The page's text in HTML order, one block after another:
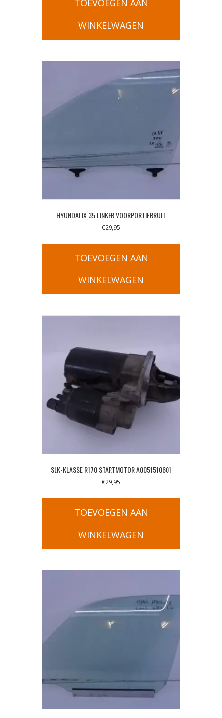
TOEVOEGEN AAN
WINKELWAGEN
HYUNDAI IX 35 LINKER VOORPORTIERRUIT
€29,95
TOEVOEGEN AAN
WINKELWAGEN
SLK-KLASSE R170 STARTMOTOR A0051510601
€29,95
TOEVOEGEN AAN
WINKELWAGEN